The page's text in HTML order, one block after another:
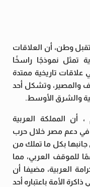
وطن، أن العلاقات
تمثل نموذجًا راسخًا
علاقات تاريخية ممتدة
والمصير، وتشكل أحد
والشرق الأوسط.
أن المملكة العربية
دعم مصر خلال حرب
حين وقفت إلى جانبها بكل ما تملك من
للموقف العربي، مما
العربية، مضيفا أن
الأمة باعتباره أحد